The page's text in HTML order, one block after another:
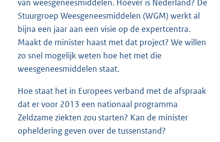
van weesgeneesmiddelen. Hoever is Nederland? De
Stuurgroep Weesgeneesmiddelen (WGM) werkt al
bijna een jaar aan een visie op de expertcentra.
Maakt de minister haast met dat project? We willen
zo snel mogelijk weten hoe het met die
weesgeneesmiddelen staat.
Hoe staat het in Europees verband met de afspraak
dat er voor 2013 een nationaal programma
Zeldzame ziekten zou starten? Kan de minister
opheldering geven over de tussenstand?